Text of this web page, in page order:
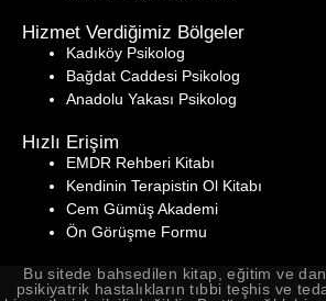
Hizmet Verdiğimiz Bölgeler
Kadıköy Psikolog
Bağdat Caddesi Psikolog
Anadolu Yakası Psikolog
Hızlı Erişim
EMDR Rehberi Kitabı
Kendinin Terapistin Ol Kitabı
Cem Gümüş Akademi
Ön Görüşme Formu
Bu sitede bahsedilen kitap, eğitim ve
psikiyatrik hastalıkların tıbbi teşhis ve